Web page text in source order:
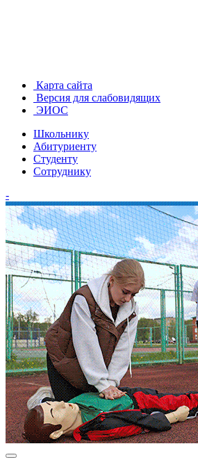
Карта сайта
Версия для слабовидящих
ЭИОС
Школьнику
Абитуриенту
Студенту
Сотруднику
-